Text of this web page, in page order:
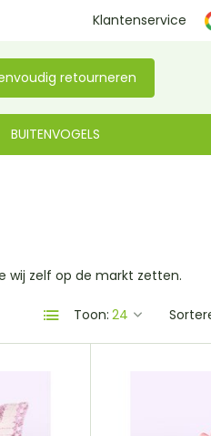
Kom langs in onzewinkel in De
Klantenservice
retourneren
BUITENVOGELS
wij zelf op de markt zetten.
Toon: